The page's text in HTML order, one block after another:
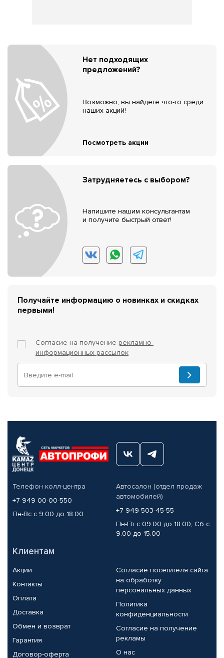
Нет подходящих
предложений?
Возможно, вы найдёте что-то среди
наших акций!
Посмотреть акции
Затрудняетесь с выбором?
Напишите нашим консультантам
и получите быстрый ответ!
Получайте информацию о новинках и скидках
первыми!
Согласие на получение рекламно-
информационных рассылок
Телефон колл-центра
+7 949 00-00-550
Пн-Вс с 9.00 до 18.00
Автосалон (отдел продаж
автомобилей)
+7 949 503-45-55
Пн-Пт с 09.00 до 18.00, Сб с
9.00 до 15.00
Клиентам
Акции
Контакты
Оплата
Доставка
Обмен и возврат
Гарантия
Договор-оферта
Согласие посетителя сайта
на обработку
персональных данных
Политика
конфиденциальности
Согласие на получение
рекламы
О нас